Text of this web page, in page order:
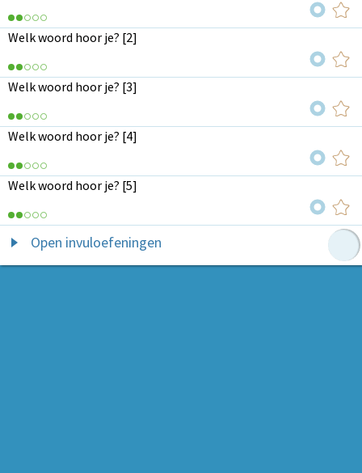
Welk woord hoor je? [2]
Welk woord hoor je? [3]
Welk woord hoor je? [4]
Welk woord hoor je? [5]
Open invuloefeningen